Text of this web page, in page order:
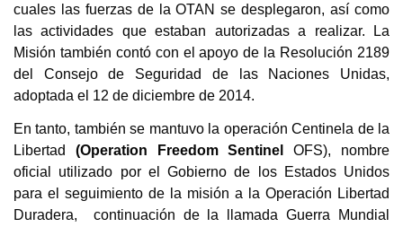
cuales las fuerzas de la OTAN se desplegaron, así como
las actividades que estaban autorizadas a realizar. La
Misión también contó con el apoyo de la Resolución 2189
del Consejo de Seguridad de las Naciones Unidas,
adoptada el 12 de diciembre de 2014.
En tanto, también se mantuvo la operación Centinela de la
Libertad (Operation Freedom Sentinel
OFS), nombre
oficial utilizado por el Gobierno de los Estados Unidos
para el seguimiento de la misión a la Operación Libertad
Duradera, continuación de la llamada Guerra Mundial